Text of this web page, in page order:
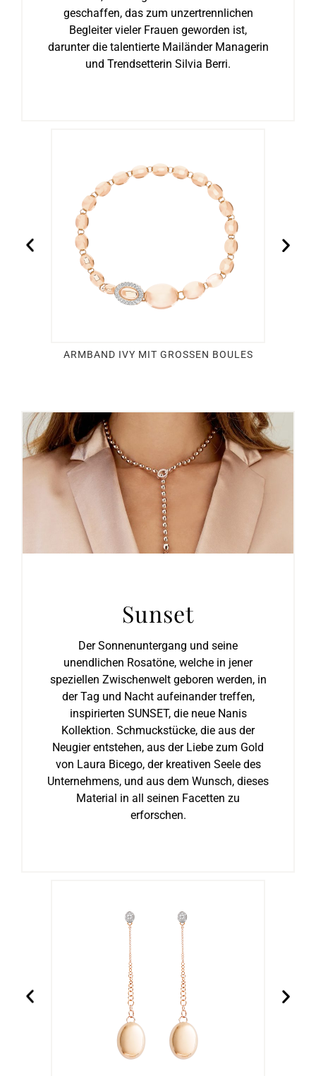
geschaffen, das zum unzertrennlichen
Begleiter vieler Frauen geworden ist,
darunter die talentierte Mailänder Managerin
und Trendsetterin Silvia Berri.
ARMBAND IVY MIT GROSSEN BOULES
Sunset
Der Sonnenuntergang und seine
unendlichen Rosatöne, welche in jener
speziellen Zwischenwelt geboren werden, in
der Tag und Nacht aufeinander treffen,
inspirierten SUNSET, die neue Nanis
Kollektion. Schmuckstücke, die aus der
Neugier entstehen, aus der Liebe zum Gold
von Laura Bicego, der kreativen Seele des
Unternehmens, und aus dem Wunsch, dieses
Material in all seinen Facetten zu
erforschen.